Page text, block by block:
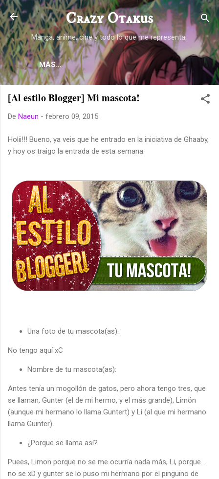
Ir al contenido principal
Crazy Otakus
Manga, anime, cine y todo lo que me representa.
MÁS…
[Al estilo Blogger] Mi mascota!
De Naeun - febrero 09, 2015
Holii!!! Bueno, ya veis que he entrado en la iniciativa de Ghaaby,
y hoy os traigo la entrada de esta semana.
Una foto de tu mascota(as):
No tengo aquí xC
Nombre de tu mascota(as):
Antes tenía un mogollón de gatos, pero ahora tengo tres, que
se llaman, Gunter (el de mi hermo, y el más grande), Limón
(aunque mi hermano lo llama Guntert) y Li (al que mi hermano
llama Guinter).
¿Porque se llama así?
Puees, Limon porque no se me ocurría nada más, Li, porque...
no se xD y gunter se lo puso mi hermano por el pingüino de